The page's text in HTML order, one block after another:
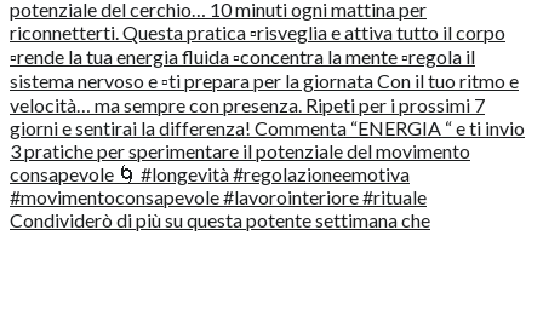
Condividerò di più su questa potente settimana che